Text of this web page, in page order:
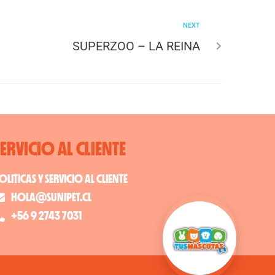
NEXT
SUPERZOO – LA REINA
AL CLIENTE
Y SERVICIO AL CLIENTE
HOLA@SUNIPET.CL
+56 9 2743 7031